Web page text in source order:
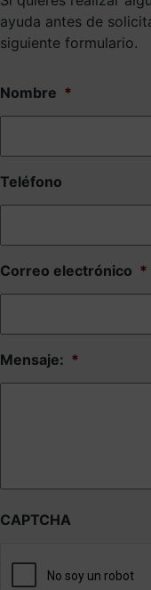
ayuda antes de
siguiente formulario.
Nombre *
Teléfono
Correo electrónico *
Mensaje: *
CAPTCHA